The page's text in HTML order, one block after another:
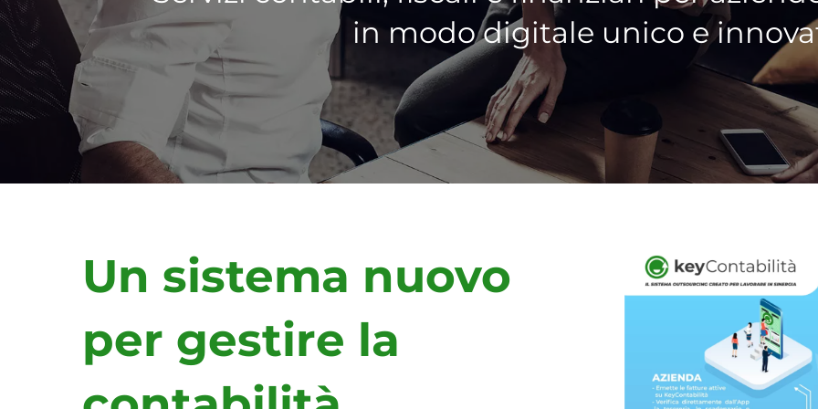
in modo digitale unico e
Un sistema nuovo
per gestire la